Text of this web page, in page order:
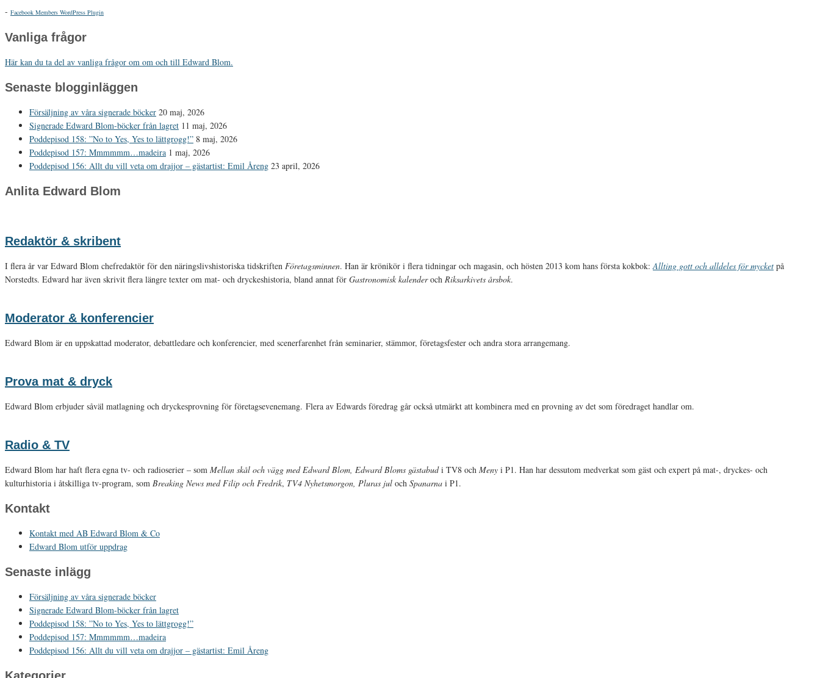
- Facebook Members WordPress Plugin
Vanliga frågor
Här kan du ta del av vanliga frågor om om och till Edward Blom.
Senaste blogginläggen
Försäljning av våra signerade böcker 20 maj, 2026
Signerade Edward Blom-böcker från lagret 11 maj, 2026
Poddepisod 158: ”No to Yes, Yes to lättgrogg!” 8 maj, 2026
Poddepisod 157: Mmmmmm…madeira 1 maj, 2026
Poddepisod 156: Allt du vill veta om drajjor – gästartist: Emil Åreng 23 april, 2026
Anlita Edward Blom
Redaktör & skribent
I flera år var Edward Blom chefredaktör för den näringslivshistoriska tidskriften Företagsminnen. Han är krönikör i flera tidningar och magasin, och hösten 2013 kom hans första kokbok:Allting gott och alldeles för mycket på
Norstedts. Edward har även skrivit flera längre texter om mat- och dryckeshistoria, bland annat för Gastronomisk kalenderoch Riksarkivets årsbok.
Moderator & konferencier
Edward Blom är en uppskattad moderator, debattledare och konferencier, med scenerfarenhet från seminarier, stämmor, företagsfester och andra stora arrangemang.
Prova mat & dryck
Edward Blom erbjuder såväl matlagning och dryckesprovning för företagsevenemang. Flera av Edwards föredrag går också utmärkt att kombinera med en provning av det som föredraget handlar om.
Radio & TV
Edward Blom har haft flera egna tv- och radioserier – som Mellan skål och vägg med Edward Blom, Edward Bloms gästabudi TV8 och Meny i P1. Han har dessutom medverkat som gäst och expert på mat-, dryckes- och
kulturhistoria i åtskilliga tv-program, som Breaking News med Filip och Fredrik, TV4 Nyhetsmorgon, Pluras jul och Spanarna i P1.
Kontakt
Kontakt med AB Edward Blom & Co
Edward Blom utför uppdrag
Senaste inlägg
Försäljning av våra signerade böcker
Signerade Edward Blom-böcker från lagret
Poddepisod 158: ”No to Yes, Yes to lättgrogg!”
Poddepisod 157: Mmmmmm…madeira
Poddepisod 156: Allt du vill veta om drajjor – gästartist: Emil Åreng